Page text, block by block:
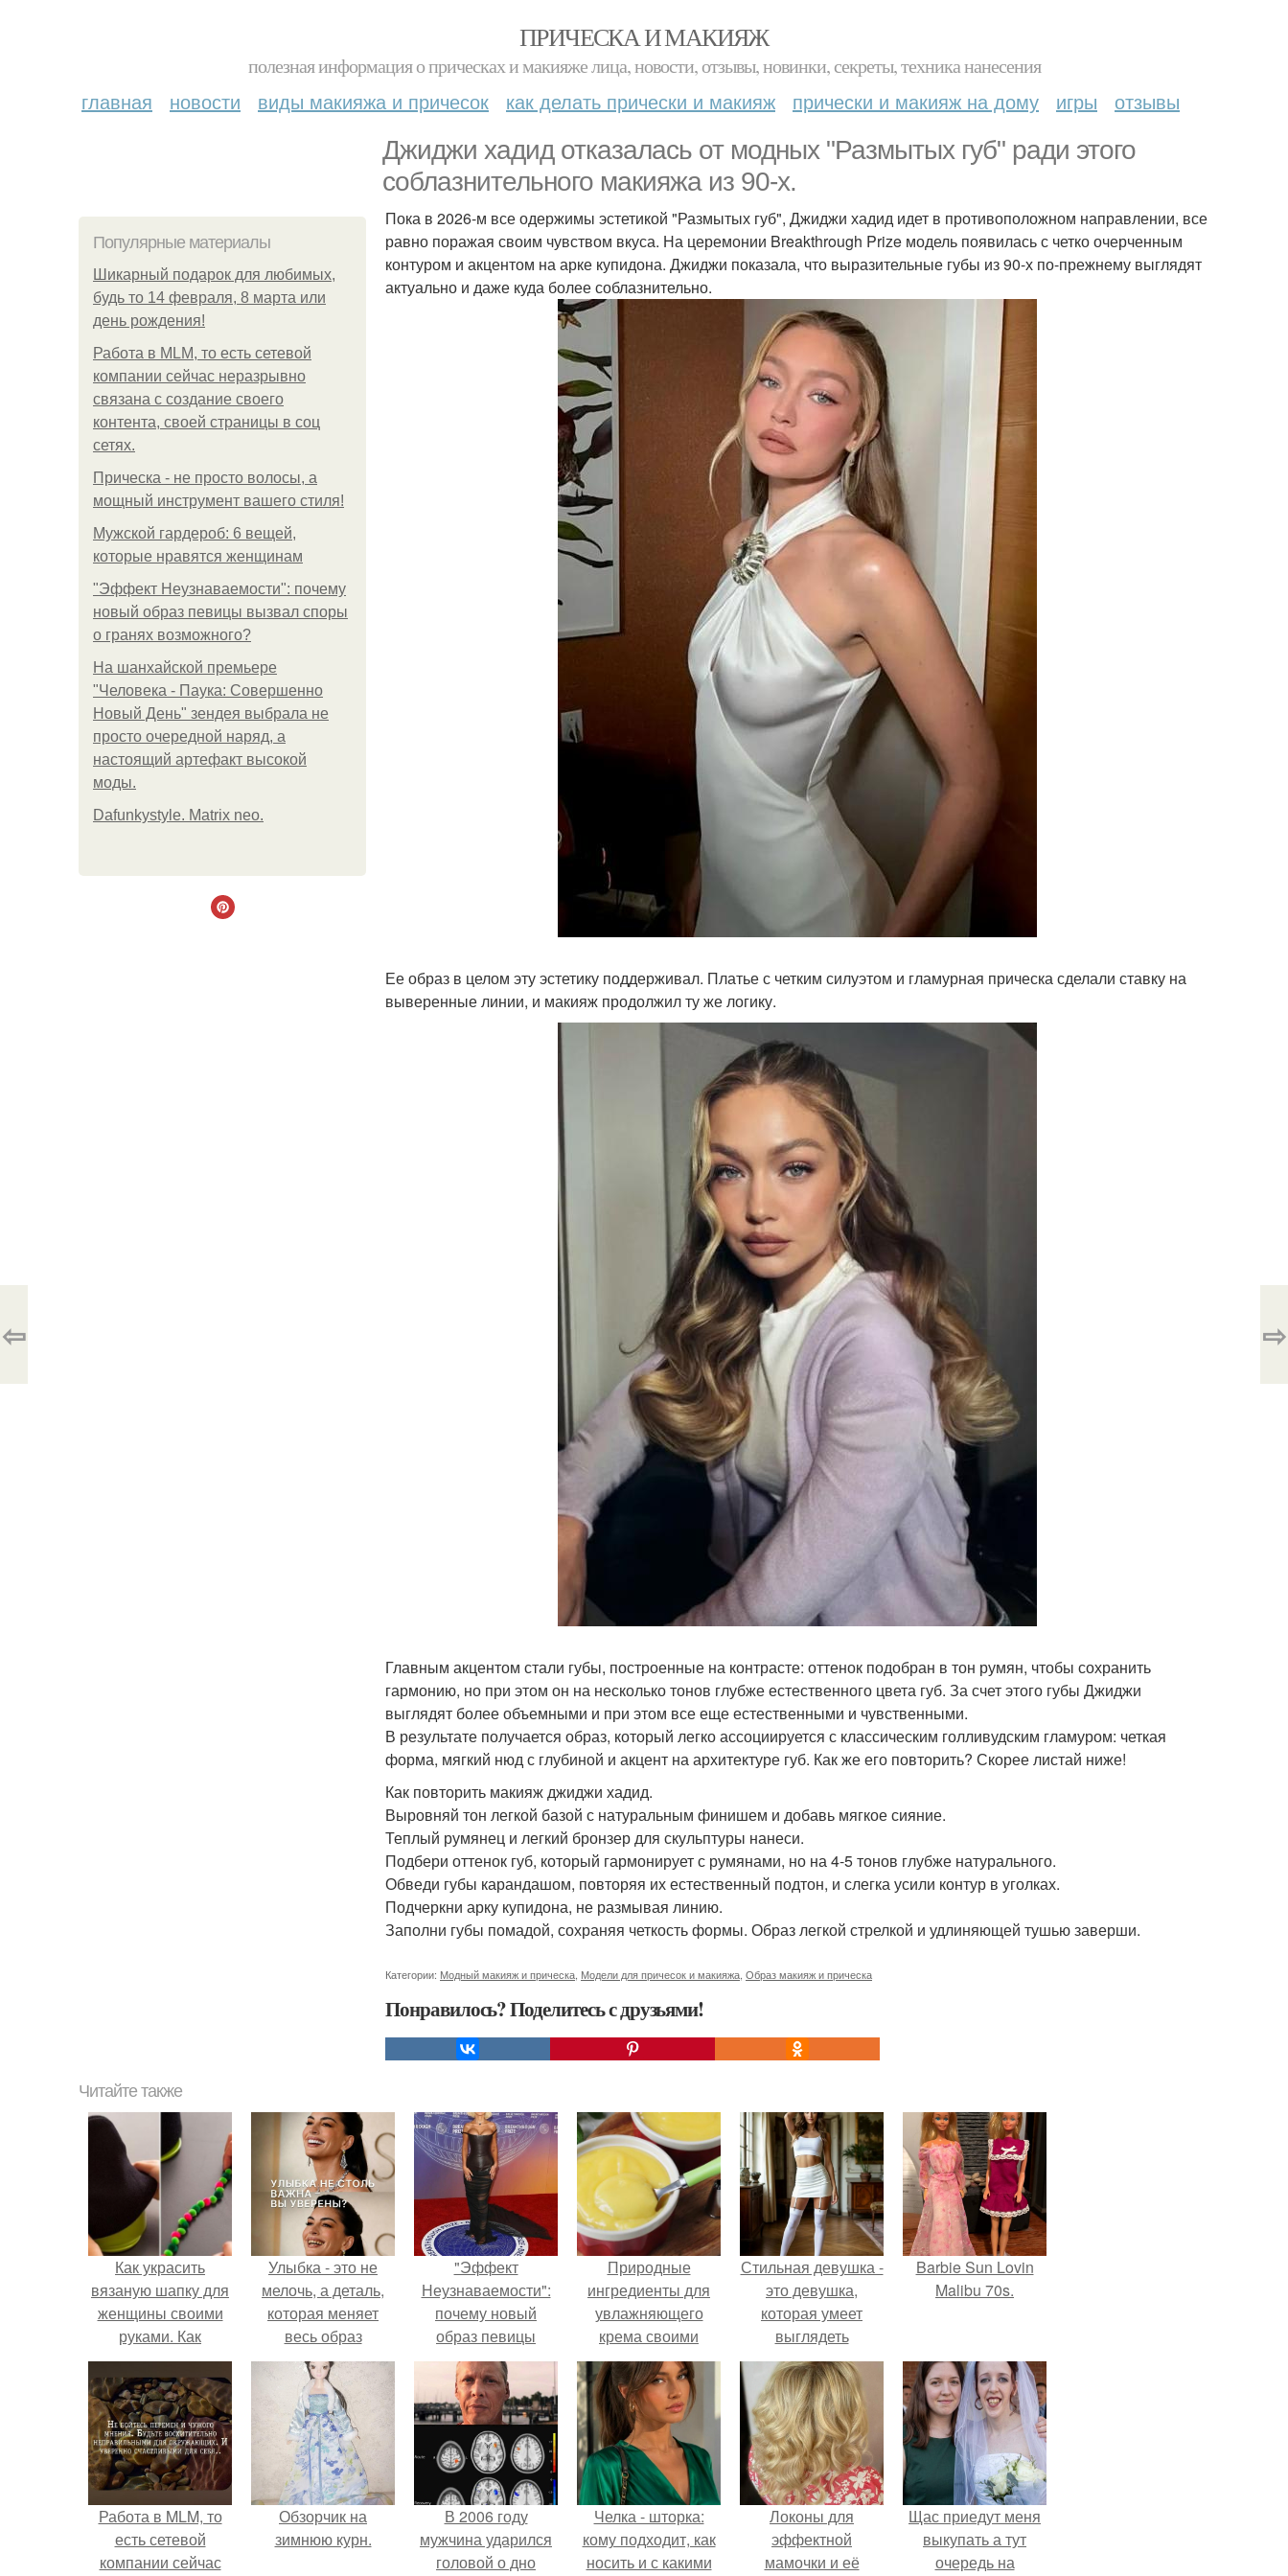
ПРИЧЕСКА И МАКИЯЖ
полезная информация о прическах и макияже лица, новости, отзывы, новинки, секреты, техника нанесения
главная новости виды макияжа и причесок как делать прически и макияж прически и макияж на дому игры отзывы
Джиджи хадид отказалась от модных "Размытых губ" ради этого
соблазнительного макияжа из 90-х.
Популярные материалы
Шикарный подарок для любимых,
будь то 14 февраля, 8 марта или
день рождения!
Работа в MLM, то есть сетевой
компании сейчас неразрывно
связана с создание своего
контента, своей страницы в соц
сетях.
Прическа - не просто волосы, а
мощный инструмент вашего стиля!
Мужской гардероб: 6 вещей,
которые нравятся женщинам
"Эффект Неузнаваемости": почему
новый образ певицы вызвал споры
о гранях возможного?
На шанхайской премьере
"Человека - Паука: Совершенно
Новый День" зендея выбрала не
просто очередной наряд, а
настоящий артефакт высокой
моды.
Dafunkystyle. Matrix neo.
Пока в 2026-м все одержимы эстетикой "Размытых губ", Джиджи хадид идет в противоположном направлении, все
равно поражая своим чувством вкуса. На церемонии Breakthrough Prize модель появилась с четко очерченным
контуром и акцентом на арке купидона. Джиджи показала, что выразительные губы из 90-х по-прежнему выглядят
актуально и даже куда более соблазнительно.
Ее образ в целом эту эстетику поддерживал. Платье с четким силуэтом и гламурная прическа сделали ставку на
выверенные линии, и макияж продолжил ту же логику.
Главным акцентом стали губы, построенные на контрасте: оттенок подобран в тон румян, чтобы сохранить
гармонию, но при этом он на несколько тонов глубже естественного цвета губ. За счет этого губы Джиджи
выглядят более объемными и при этом все еще естественными и чувственными.
В результате получается образ, который легко ассоциируется с классическим голливудским гламуром: четкая
форма, мягкий нюд с глубиной и акцент на архитектуре губ. Как же его повторить? Скорее листай ниже!
Как повторить макияж джиджи хадид.
Выровняй тон легкой базой с натуральным финишем и добавь мягкое сияние.
Теплый румянец и легкий бронзер для скульптуры нанеси.
Подбери оттенок губ, который гармонирует с румянами, но на 4-5 тонов глубже натурального.
Обведи губы карандашом, повторяя их естественный подтон, и слегка усили контур в уголках.
Подчеркни арку купидона, не размывая линию.
Заполни губы помадой, сохраняя четкость формы. Образ легкой стрелкой и удлиняющей тушью заверши.
Категории: Модный макияж и прическа Модели для причесок и макияжа Образ макияж и прическа
Понравилось? Поделитесь с друзьями!
⇦ ⇨
Читайте также
Как украсить
вязаную шапку для
женщины своими
руками. Как
украсить вязаную
шапку своими
руками с крупными
стразами
Улыбка - это не
мелочь, а деталь,
которая меняет
весь образ
человека.
"Эффект
Неузнаваемости":
почему новый
образ певицы
вызвал споры о
гранях
возможного?
Природные
ингредиенты для
увлажняющего
крема своими
руками
Стильная девушка -
это девушка,
которая умеет
выглядеть
привлекательно и
элегантно в любои
ситуации.
Barbie Sun Lovin
Malibu 70s.
Работа в MLM, то
есть сетевой
компании сейчас
Обзорчик на
зимнюю курн.
В 2006 году
мужчина ударился
головой о дно
Челка - шторка:
кому подходит, как
носить и с какими
Локоны для
эффектной
мамочки и её
Щас приедут меня
выкупать а тут
очередь на